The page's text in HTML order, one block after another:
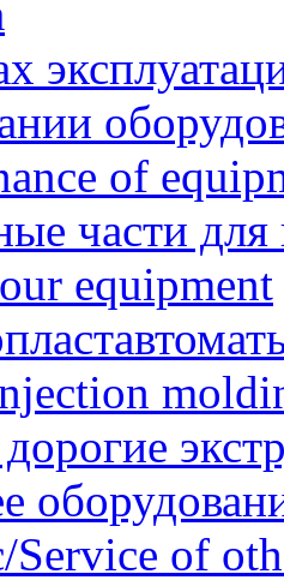
of
части для
equipment
Service of